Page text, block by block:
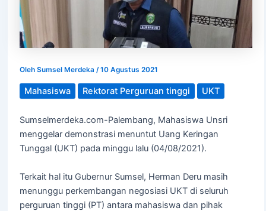
Oleh Sumsel Merdeka /10 Agustus 2021
Mahasiswa Rektorat Perguruan tinggi UKT
Sumselmerdeka.com-Palembang, Mahasiswa Unsri
menggelar demonstrasi menuntut Uang Keringan
Tunggal (UKT) pada minggu lalu (04/08/2021).
Terkait hal itu Gubernur Sumsel, Herman Deru masih
menunggu perkembangan negosiasi UKT di seluruh
perguruan tinggi (PT) antara mahasiswa dan pihak